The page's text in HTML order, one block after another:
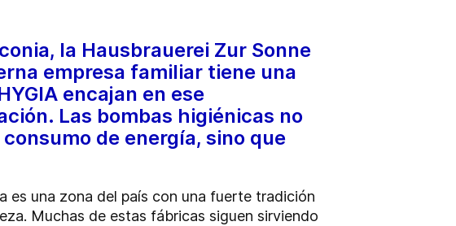
la Hausbrauerei Zur Sonne
empresa familiar tiene una
encajan en ese
Las bombas higiénicas no
de energía, sino que
es una zona del país con una fuerte tradición
Muchas de estas fábricas siguen sirviendo